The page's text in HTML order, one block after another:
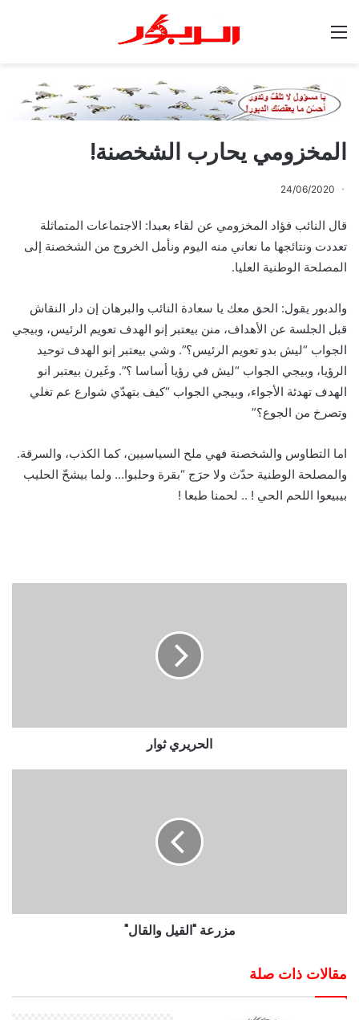
المخزومي يحارب الشخصنة!
24/06/2020
قال النائب فؤاد المخزومي عن لقاء بعبدا: الاجتماعات المتماثلة
تعددت ونتائجها ما نعاني منه اليوم ونأمل الخروج من الشخصنة إلى
المصلحة الوطنية العليا.
والدبور يقول: الحق معك يا سعادة النائب والبرهان إن دار النقاش
قبل الجلسة عن الأهداف، منن بيعتبر إنو الهدف تعويم الرئيس، وبيجي
الجواب “ليش بدو تعويم الرئيس؟”. وشي بيعتبر إنو الهدف توحيد
الرؤيا، وبيجي الجواب “ليش في رؤيا أساسا ؟”. وغَيرن بيعتبر انو
الهدف تهدئة الأجواء، وبيجي الجواب “كيف بتهدّي شوارع عم تغلي
وتصرخ من الجوع؟”
اما التطاوس والشخصنة فهي ملح السياسيين، كما الكذب، والسرقة.
والمصلحة الوطنية حدّث ولا حرَج “بقرة وحلبوا… ولما بيشحّ الحليب
بيبيعوا اللحم الحي ! .. لحمنا طبعا !
الحريري ثوار
مزرعة "القيل والقال"
مقالات ذات صلة